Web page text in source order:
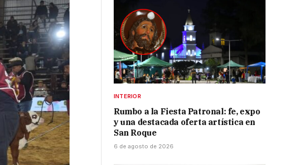
INTERIOR
Rumbo a la Fiesta Patronal: fe, expo
y una destacada oferta artística en
San Roque
6 de agosto de 2026